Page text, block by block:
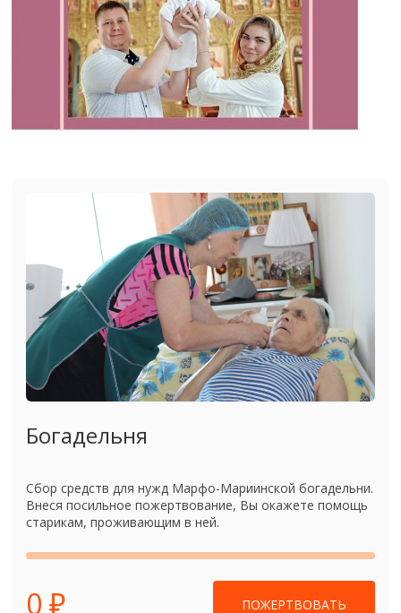
Богадельня
Сбор средств для нужд Марфо-Мариинской богадельни.
Внеся посильное пожертвование, Вы окажете помощь
старикам, проживающим в ней.
0 ₽ ПОЖЕРТВОВАТЬ